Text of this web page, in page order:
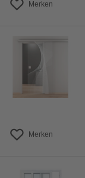
Merken
Merken